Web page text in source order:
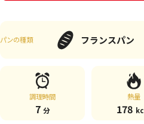
パンの種類 フランスパン
調理時間
7 分
熱量
178